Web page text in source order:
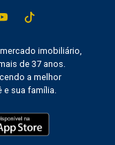
imobiliário,
de 37 anos.
a melhor
e sua família.